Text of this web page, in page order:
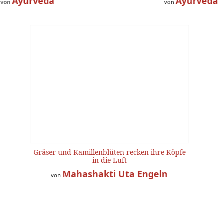
von von
Gräser und Kamillenblüten recken ihre Köpfe
in die Luft
von Mahashakti Uta Engeln